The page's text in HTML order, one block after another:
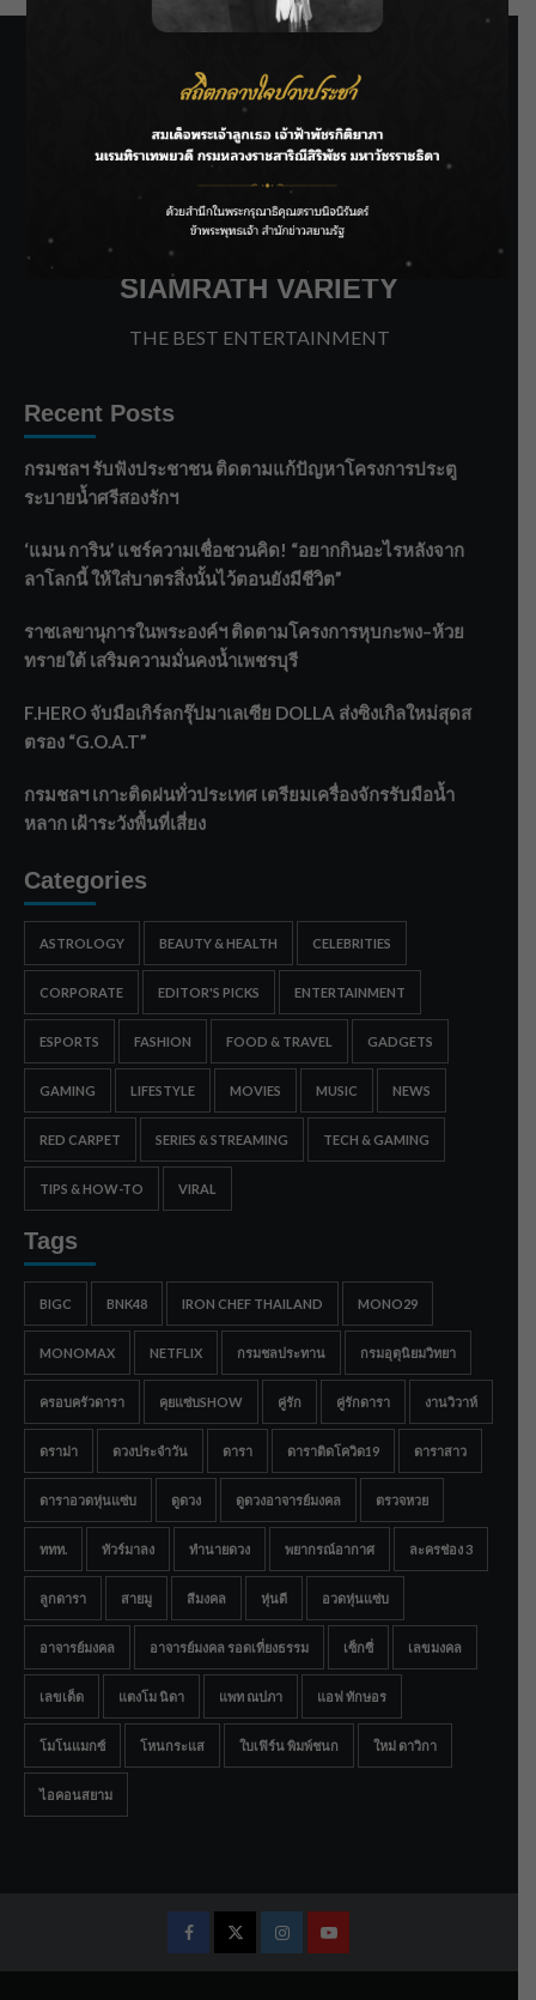
SIAMRATH VARIETY
THE BEST ENTERTAINMENT
Recent Posts
กรมชลฯ รับฟังประชาชน ติดตามแก้ปัญหาโครงการประตู
ระบายน้ำศรีสองรักฯ
‘แมน การิน’ แชร์ความเชื่อชวนคิด! “อยากกินอะไรหลังจาก
ลาโลกนี้ ให้ใส่บาตรสิ่งนั้นไว้ตอนยังมีชีวิต”
ราชเลขานุการในพระองค์ฯ ติดตามโครงการหุบกะพง–ห้วย
ทรายใต้ เสริมความมั่นคงน้ำเพชรบุรี
F.HERO จับมือเกิร์ลกรุ๊ปมาเลเซีย DOLLA ส่งซิงเกิลใหม่สุดส
ตรอง “G.O.A.T”
กรมชลฯ เกาะติดฝนทั่วประเทศ เตรียมเครื่องจักรรับมือน้ำ
หลาก เฝ้าระวังพื้นที่เสี่ยง
Categories
ASTROLOGY BEAUTY & HEALTH CELEBRITIES
CORPORATE EDITOR'S PICKS ENTERTAINMENT
ESPORTS FASHION FOOD & TRAVEL GADGETS
GAMING LIFESTYLE MOVIES MUSIC NEWS
RED CARPET SERIES & STREAMING TECH & GAMING
TIPS & HOW-TO VIRAL
Tags
BIGC BNK48 IRON CHEF THAILAND MONO29
MONOMAX NETFLIX กรมชลประทาน กรมอุตุนิยมวิทยา
ครอบครัวดารา คุยแซ่บSHOW คู่รัก คู่รักดารา งานวิวาห์
ดราม่า ดวงประจำวัน ดารา ดาราติดโควิด19 ดาราสาว
ดาราอวดหุ่นแซ่บ ดูดวง ดูดวงอาจารย์มงคล ตรวจหวย
ททท. ทัวร์มาลง ทำนายดวง พยากรณ์อากาศ ละครช่อง 3
ลูกดารา สายมู สีมงคล หุ่นดี อวดหุ่นแซ่บ
อาจารย์มงคล อาจารย์มงคล รอดเที่ยงธรรม เซ็กซี่ เลขมงคล
เลขเด็ด แตงโม นิดา แพท ณปภา แอฟ ทักษอร
โมโนแมกซ์ โหนกระแส ใบเฟิร์น พิมพ์ชนก ใหม่ ดาวิกา
ไอคอนสยาม
FacebookTwitterInstagramYoutube